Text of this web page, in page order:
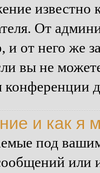
известно
От
и от него же
вы не
конференции
и как я
под